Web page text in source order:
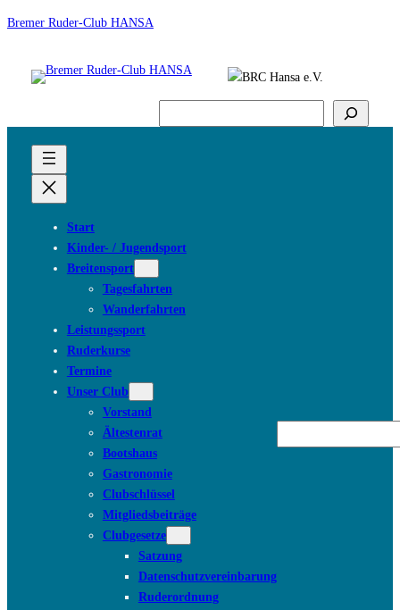
Bremer Ruder-Club HANSA
Start
Kinder- / Jugendsport
Breitensport
Tagesfahrten
Wanderfahrten
Leistungssport
Ruderkurse
Termine
Unser Club
Vorstand
Ältestenrat
Bootshaus
Gastronomie
Clubschlüssel
Mitgliedsbeiträge
Clubgesetze
Satzung
Datenschutzvereinbarung
Ruderordnung